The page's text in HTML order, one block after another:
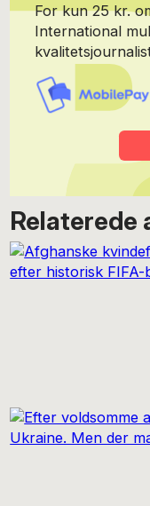
For kun 25 kr.
International
Relaterede